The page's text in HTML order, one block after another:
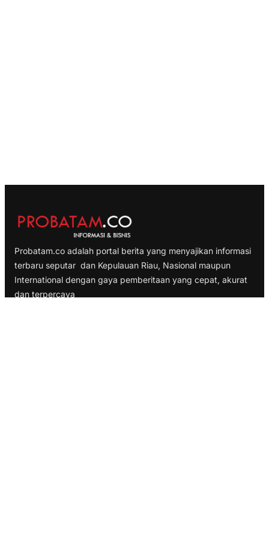
Probatam.co adalah portal berita yang menyajikan informasi
terbaru seputar dan Kepulauan Riau, Nasional maupun
International dengan gaya pemberitaan yang cepat, akurat
dan terpercaya